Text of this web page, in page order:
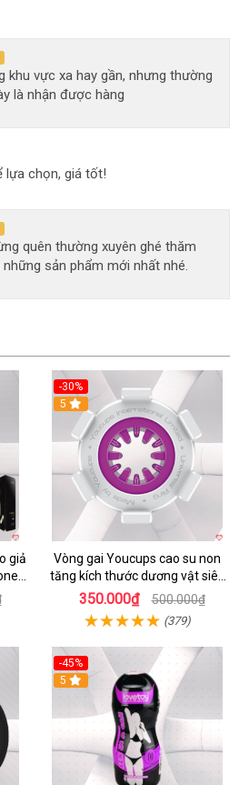
khu vực xa hay gần, nhưng thường
là nhận được hàng
lựa chọn, giá tốt!
quên thường xuyên ghé thăm
sản phẩm mới nhất nhé.
giả
-30%
5
Vòng gai Youcups cao su non
tăng kích thước dương vật siêu
kích thích
350.000₫ 500.000₫
(379)
-45%
5